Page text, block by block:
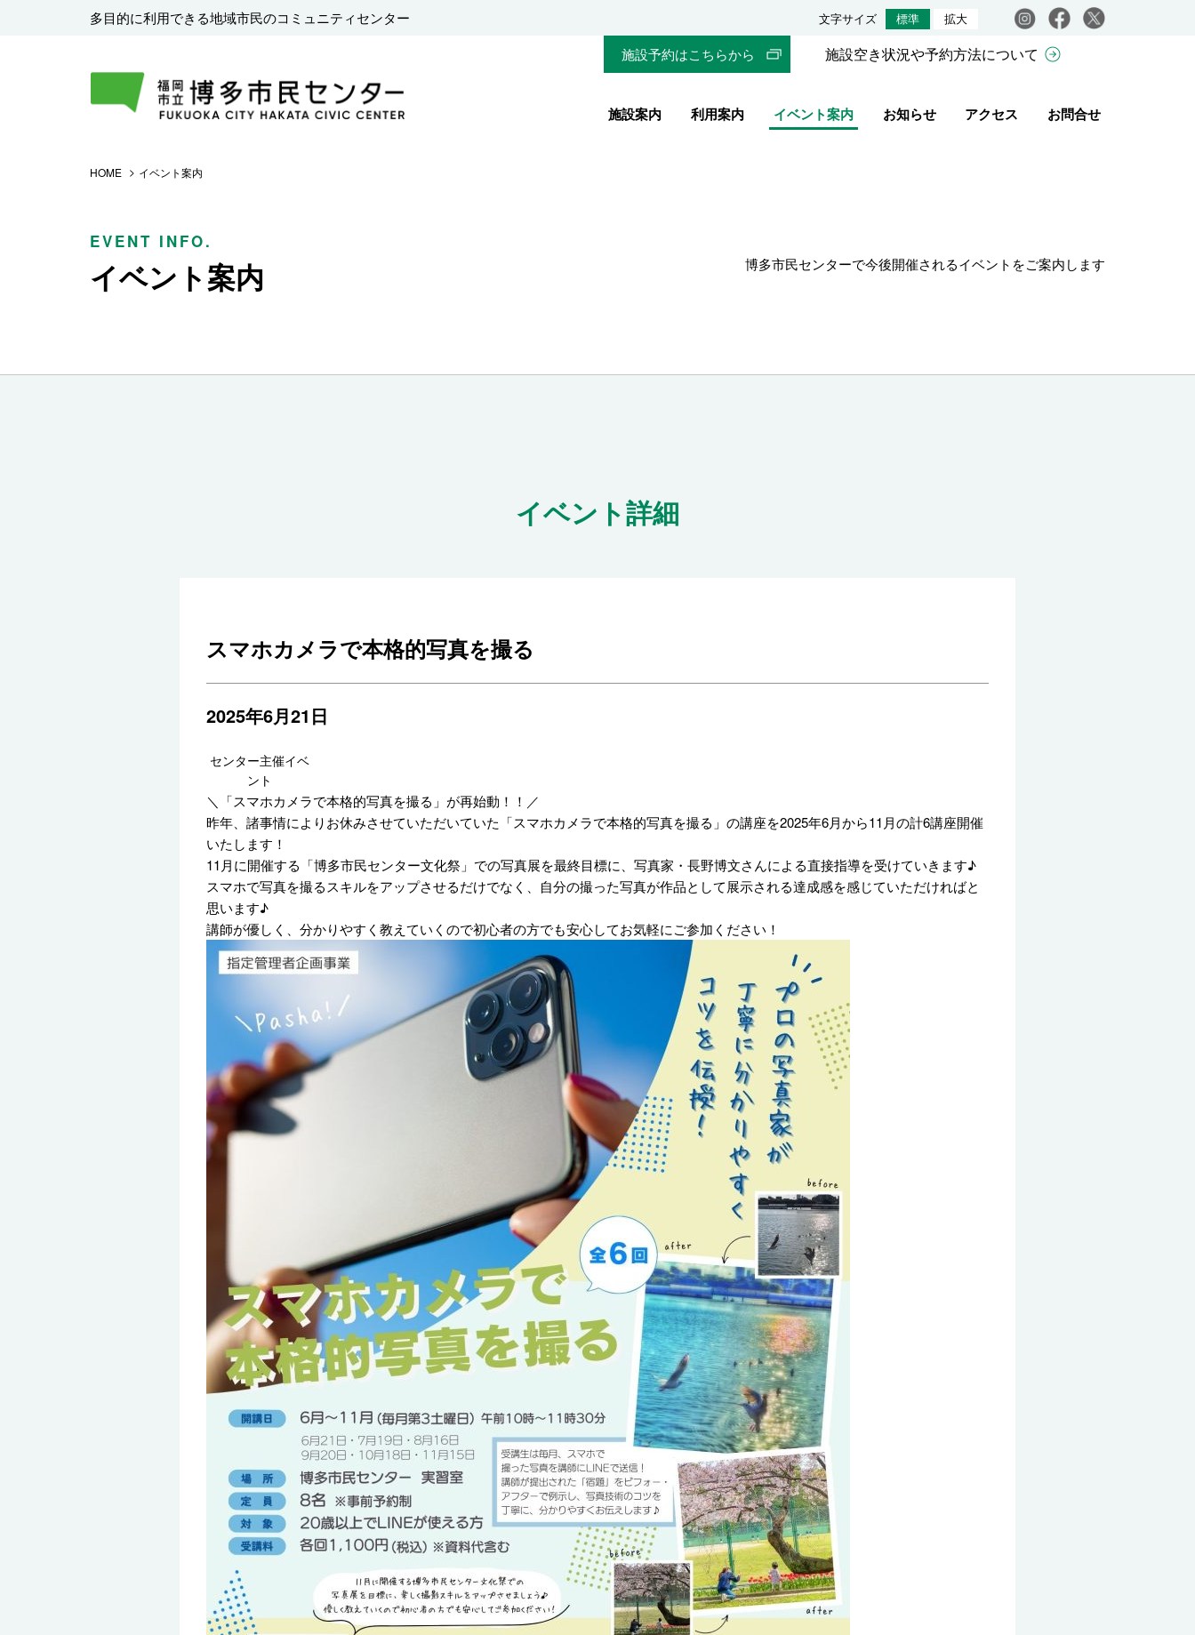
多目的に利用できる地域市民のコミュニティセンター 文字サイズ 標準 拡大 Instagramfacebook
施設予約はこちらから
施設空き状況や予約方法について
施設案内 利用案内 イベント案内 お知らせ アクセス お問合せ
HOME イベント案内
EVENT INFO.
イベント案内 博多市民センターで今後開催されるイベントをご案内します
イベント詳細
スマホカメラで本格的写真を撮る
2025年6月21日
センター主催イベ
ント
＼「スマホカメラで本格的写真を撮る」が再始動！！／
昨年、諸事情によりお休みさせていただいていた「スマホカメラで本格的写真を撮る」の講座を2025年6月から11月の計6講座開催
いたします！
11月に開催する「博多市民センター文化祭」での写真展を最終目標に、写真家・長野博文さんによる直接指導を受けていきます♪
スマホで写真を撮るスキルをアップさせるだけでなく、自分の撮った写真が作品として展示される達成感を感じていただければと
思います♪
講師が優しく、分かりやすく教えていくので初心者の方でも安心してお気軽にご参加ください！